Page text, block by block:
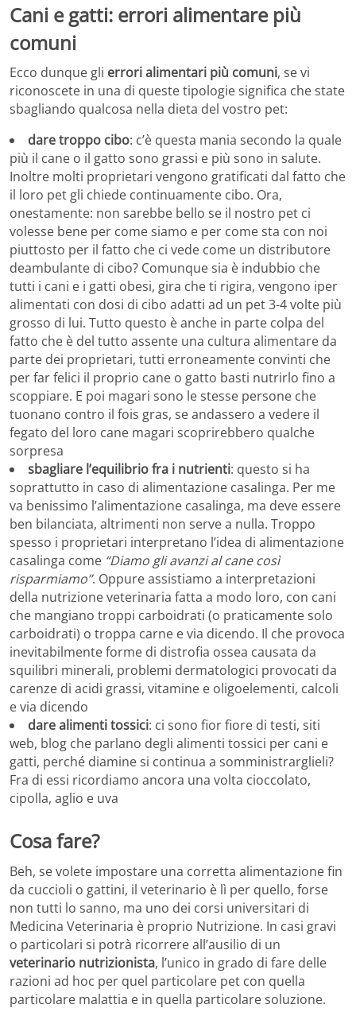
Cani e gatti: errori alimentare più
comuni
Ecco dunque gli errori alimentari più comuni, se vi
riconoscete in una di queste tipologie significa che state
sbagliando qualcosa nella dieta del vostro pet:
dare troppo cibo: c’è questa mania secondo la quale
più il cane o il gatto sono grassi e più sono in salute.
Inoltre molti proprietari vengono gratificati dal fatto che
il loro pet gli chiede continuamente cibo. Ora,
onestamente: non sarebbe bello se il nostro pet ci
volesse bene per come siamo e per come sta con noi
piuttosto per il fatto che ci vede come un distributore
deambulante di cibo? Comunque sia è indubbio che
tutti i cani e i gatti obesi, gira che ti rigira, vengono iper
alimentati con dosi di cibo adatti ad un pet 3-4 volte più
grosso di lui. Tutto questo è anche in parte colpa del
fatto che è del tutto assente una cultura alimentare da
parte dei proprietari, tutti erroneamente convinti che
per far felici il proprio cane o gatto basti nutrirlo fino a
scoppiare. E poi magari sono le stesse persone che
tuonano contro il fois gras, se andassero a vedere il
fegato del loro cane magari scoprirebbero qualche
sorpresa
sbagliare l’equilibrio fra i nutrienti: questo si ha
soprattutto in caso di alimentazione casalinga. Per me
va benissimo l’alimentazione casalinga, ma deve essere
ben bilanciata, altrimenti non serve a nulla. Troppo
spesso i proprietari interpretano l’idea di alimentazione
casalinga come “Diamo gli avanzi al cane così
risparmiamo”. Oppure assistiamo a interpretazioni
della nutrizione veterinaria fatta a modo loro, con cani
che mangiano troppi carboidrati (o praticamente solo
carboidrati) o troppa carne e via dicendo. Il che provoca
inevitabilmente forme di distrofia ossea causata da
squilibri minerali, problemi dermatologici provocati da
carenze di acidi grassi, vitamine e oligoelementi, calcoli
e via dicendo
dare alimenti tossici: ci sono fior fiore di testi, siti
web, blog che parlano degli alimenti tossici per cani e
gatti, perché diamine si continua a somministrarglieli?
Fra di essi ricordiamo ancora una volta cioccolato,
cipolla, aglio e uva
Cosa fare?
Beh, se volete impostare una corretta alimentazione fin
da cuccioli o gattini, il veterinario è lì per quello, forse
non tutti lo sanno, ma uno dei corsi universitari di
Medicina Veterinaria è proprio Nutrizione. In casi gravi
o particolari si potrà ricorrere all’ausilio di un
veterinario nutrizionista, l’unico in grado di fare delle
razioni ad hoc per quel particolare pet con quella
particolare malattia e in quella particolare soluzione.